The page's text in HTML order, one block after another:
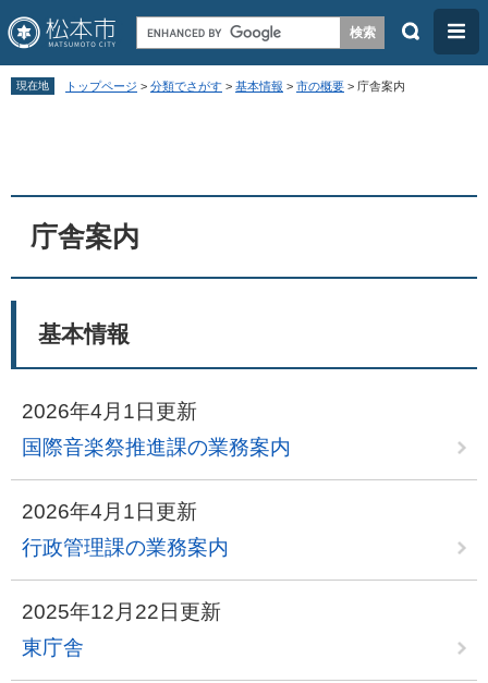
ペ
先
メ
を
検
メ
ニ
現在地 トップページ > 分類でさがす > 基本情報 > 市の概要 > 庁舎案内
庁舎案内
基本情報
2026年4月1日更新
国際音楽祭推進課の業務案内
2026年4月1日更新
行政管理課の業務案内
2025年12月22日更新
東庁舎